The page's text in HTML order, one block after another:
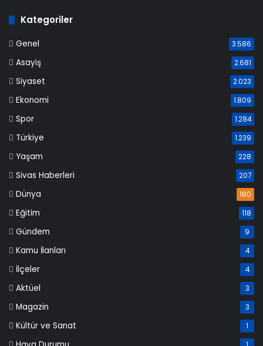
Kategoriler
Genel 3.586
Asayiş 2.681
Siyaset 2.023
Ekonomi 1.809
Spor 1.284
Türkiye 1.239
Yaşam 228
Sivas Haberleri 207
Dünya 180
Eğitim 118
Gündem 9
Kamu İlanları 4
İlçeler 4
Aktüel 3
Magazin 3
Kültür ve Sanat 1